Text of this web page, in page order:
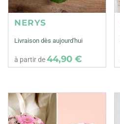
NERYS
Livraison dès aujourd'hui
à partir de44,90 €